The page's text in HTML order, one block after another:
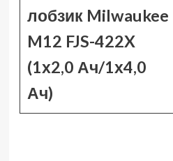
лобзик Milwaukee
M12 FJS-422X
(1х2,0 Ач/1х4,0
Ач)